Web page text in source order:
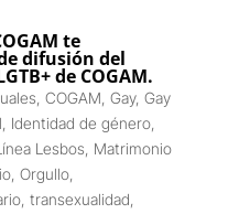
te
difusión del
de COGAM.
COGAM Gay, Gay
Identidad de género,
Lesbos Matrimonio
, Orgullo,
, transexualidad